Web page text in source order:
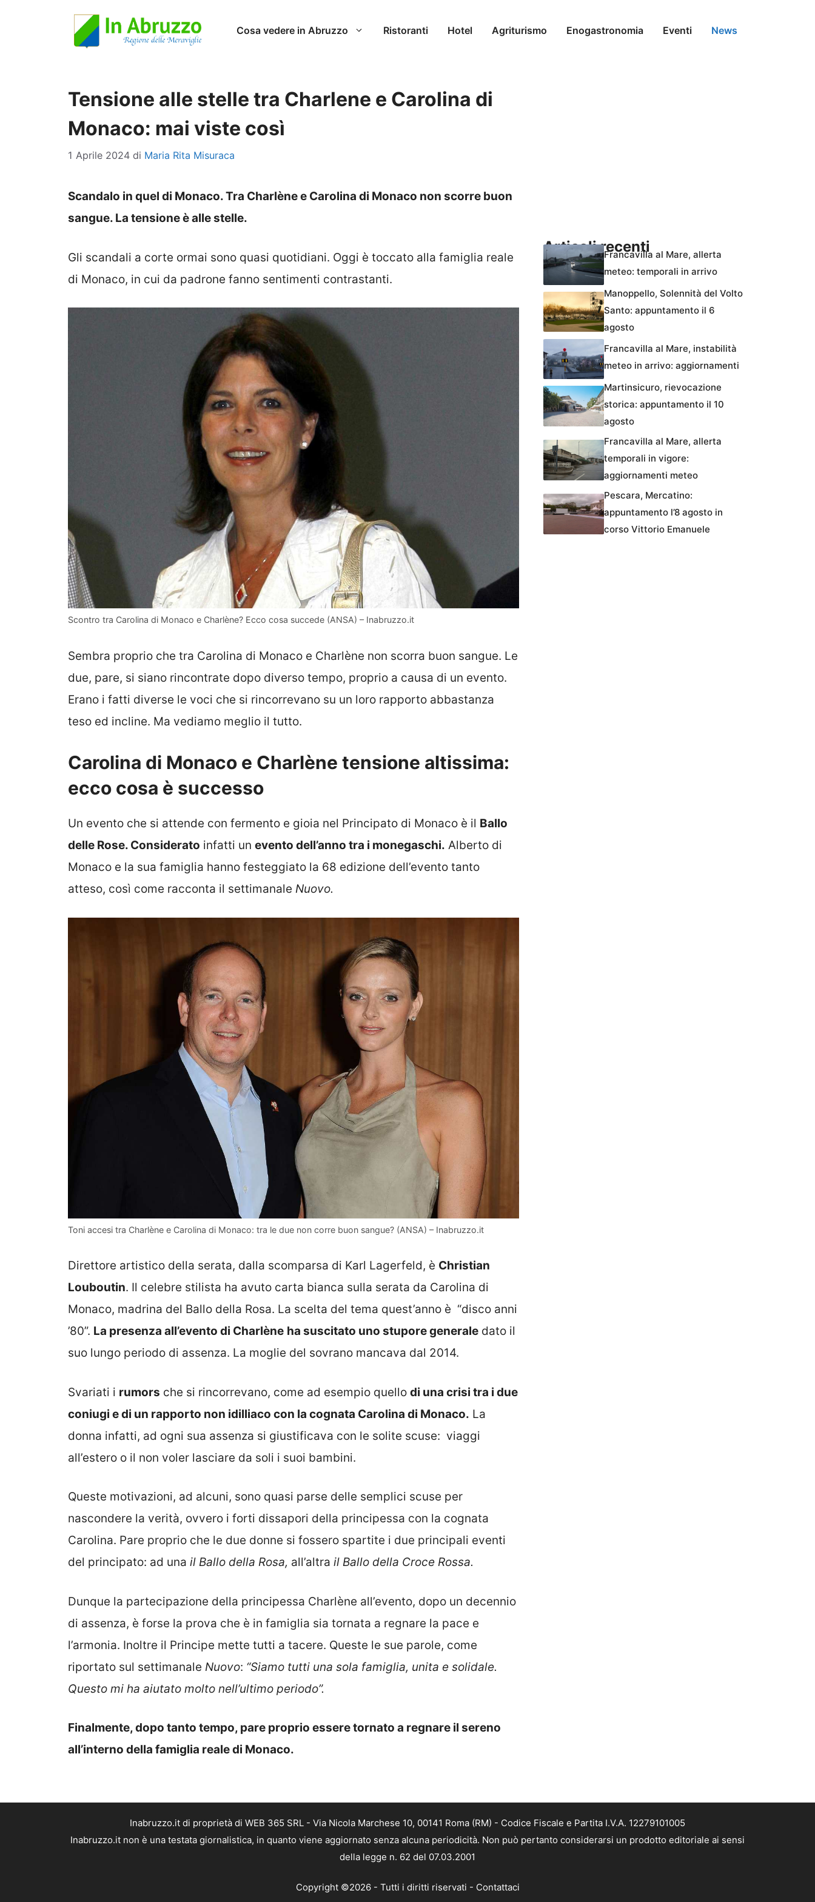
Cosa vedere in Abruzzo Ristoranti Hotel Agriturismo Enogastronomia Eventi News
Tensione alle stelle tra Charlene e Carolina di
Monaco: mai viste così
1 Aprile 2024 di Maria Rita Misuraca
Scandalo in quel di Monaco. Tra Charlène e Carolina di Monaco non scorre buon
sangue. La tensione è alle stelle.
Gli scandali a corte ormai sono quasi quotidiani. Oggi è toccato alla famiglia reale
di Monaco, in cui da padrone fanno sentimenti contrastanti.
Scontro tra Carolina di Monaco e Charlène? Ecco cosa succede (ANSA) – Inabruzzo.it
Sembra proprio che tra Carolina di Monaco e Charlène non scorra buon sangue. Le
due, pare, si siano rincontrate dopo diverso tempo, proprio a causa di un evento.
Erano i fatti diverse le voci che si rincorrevano su un loro rapporto abbastanza
teso ed incline. Ma vediamo meglio il tutto.
Carolina di Monaco e Charlène tensione altissima:
ecco cosa è successo
Un evento che si attende con fermento e gioia nel Principato di Monaco è il Ballo
delle Rose. Considerato infatti un evento dell’anno tra i monegaschi. Alberto di
Monaco e la sua famiglia hanno festeggiato la 68 edizione dell’evento tanto
atteso, così come racconta il settimanale Nuovo.
Toni accesi tra Charlène e Carolina di Monaco: tra le due non corre buon sangue? (ANSA) – Inabruzzo.it
Direttore artistico della serata, dalla scomparsa di Karl Lagerfeld, è Christian
Louboutin. Il celebre stilista ha avuto carta bianca sulla serata da Carolina di
Monaco, madrina del Ballo della Rosa. La scelta del tema quest’anno è “disco anni
’80”. La presenza all’evento di Charlène ha suscitato uno stupore generale dato il
suo lungo periodo di assenza. La moglie del sovrano mancava dal 2014.
Svariati i rumors che si rincorrevano, come ad esempio quello di una crisi tra i due
coniugi e di un rapporto non idilliaco con la cognata Carolina di Monaco. La
donna infatti, ad ogni sua assenza si giustificava con le solite scuse: viaggi
all’estero o il non voler lasciare da soli i suoi bambini.
Queste motivazioni, ad alcuni, sono quasi parse delle semplici scuse per
nascondere la verità, ovvero i forti dissapori della principessa con la cognata
Carolina. Pare proprio che le due donne si fossero spartite i due principali eventi
del principato: ad una il Ballo della Rosa, all’altra il Ballo della Croce Rossa.
Dunque la partecipazione della principessa Charlène all’evento, dopo un decennio
di assenza, è forse la prova che è in famiglia sia tornata a regnare la pace e
l’armonia. Inoltre il Principe mette tutti a tacere. Queste le sue parole, come
riportato sul settimanale Nuovo: “Siamo tutti una sola famiglia, unita e solidale.
Questo mi ha aiutato molto nell’ultimo periodo”.
Finalmente, dopo tanto tempo, pare proprio essere tornato a regnare il sereno
all’interno della famiglia reale di Monaco.
Articoli recentiFrancavilla al Mare, allerta
meteo: temporali in arrivo
Manoppello, Solennità del Volto
Santo: appuntamento il 6
agosto
Francavilla al Mare, instabilità
meteo in arrivo: aggiornamenti
Martinsicuro, rievocazione
storica: appuntamento il 10
agosto
Francavilla al Mare, allerta
temporali in vigore:
aggiornamenti meteo
Pescara, Mercatino:
appuntamento l’8 agosto in
corso Vittorio Emanuele
Inabruzzo.it di proprietà di WEB 365 SRL - Via Nicola Marchese 10, 00141 Roma (RM) - Codice Fiscale e Partita I.V.A. 12279101005
Inabruzzo.it non è una testata giornalistica, in quanto viene aggiornato senza alcuna periodicità. Non può pertanto considerarsi un prodotto editoriale ai sensi
della legge n. 62 del 07.03.2001
Copyright ©2026 - Tutti i diritti riservati - Contattaci